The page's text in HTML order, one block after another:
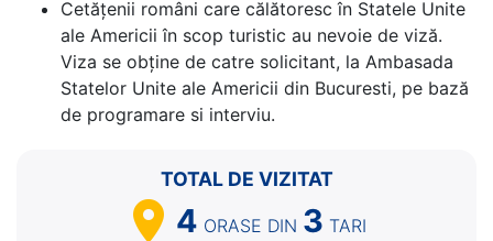
Cetăţenii români care călătoresc în Statele Unite
ale Americii în scop turistic au nevoie de viză.
Viza se obține de catre solicitant, la Ambasada
Statelor Unite ale Americii din Bucuresti, pe bază
de programare si interviu.
TOTAL DE VIZITAT
4 ORASE DIN 3 TARI